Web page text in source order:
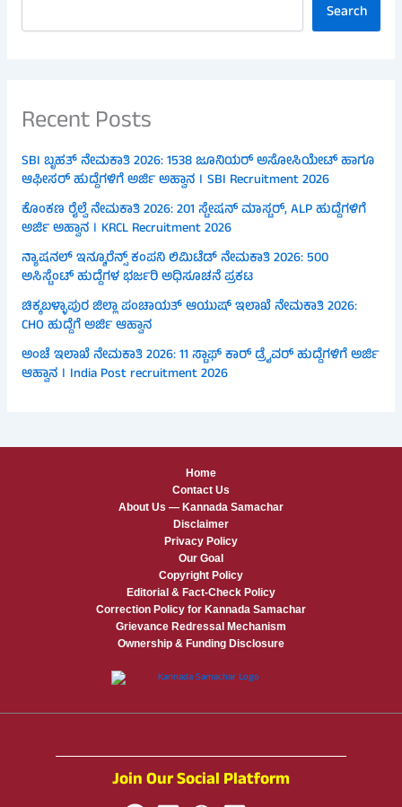
Search
Recent Posts
SBI ಬೃಹತ್ ನೇಮಕಾತಿ 2026: 1538 ಜೂನಿಯರ್ ಅಸೋಸಿಯೇಟ್ ಹಾಗೂ
ಆಫೀಸರ್ ಹುದ್ದೆಗಳಿಗೆ ಅರ್ಜಿ ಅಹ್ವಾನ । SBI Recruitment 2026
ಕೊಂಕಣ ರೈಲ್ವೆ ನೇಮಕಾತಿ 2026: 201 ಸ್ಟೇಷನ್ ಮಾಸ್ಟರ್, ALP ಹುದ್ದೆಗಳಿಗೆ
ಅರ್ಜಿ ಅಹ್ವಾನ । KRCL Recruitment 2026
ನ್ಯಾಷನಲ್ ಇನ್ಶೂರೆನ್ಸ್ ಕಂಪನಿ ಲಿಮಿಟೆಡ್ ನೇಮಕಾತಿ 2026: 500
ಅಸಿಸ್ಟೆಂಟ್ ಹುದ್ದೆಗಳ ಭರ್ಜರಿ ಅಧಿಸೂಚನೆ ಪ್ರಕಟ
ಚಿಕ್ಕಬಳ್ಳಾಪುರ ಜಿಲ್ಲಾ ಪಂಚಾಯತ್ ಆಯುಷ್ ಇಲಾಖೆ ನೇಮಕಾತಿ 2026:
CHO ಹುದ್ದೆಗೆ ಅರ್ಜಿ ಆಹ್ವಾನ
ಅಂಚೆ ಇಲಾಖೆ ನೇಮಕಾತಿ 2026: 11 ಸ್ಟಾಫ್ ಕಾರ್ ಡ್ರೈವರ್ ಹುದ್ದೆಗಳಿಗೆ ಅರ್ಜಿ
ಆಹ್ವಾನ । India Post recruitment 2026
Home
Contact Us
About Us — Kannada Samachar
Disclaimer
Privacy Policy
Our Goal
Copyright Policy
Editorial & Fact-Check Policy
Correction Policy for Kannada Samachar
Grievance Redressal Mechanism
Ownership & Funding Disclosure
Join Our Social Platform